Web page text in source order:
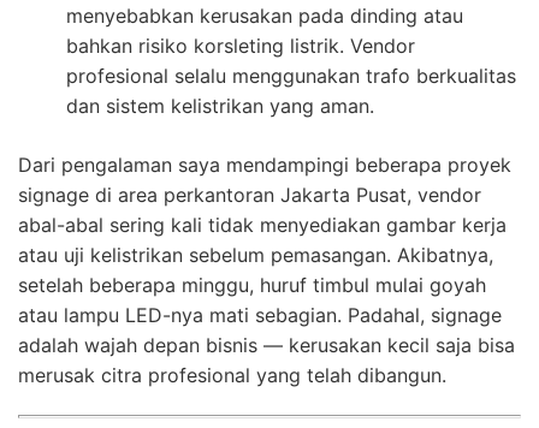
menyebabkan kerusakan pada dinding atau
bahkan risiko korsleting listrik. Vendor
profesional selalu menggunakan trafo berkualitas
dan sistem kelistrikan yang aman.
Dari pengalaman saya mendampingi beberapa proyek
signage di area perkantoran Jakarta Pusat, vendor
abal-abal sering kali tidak menyediakan gambar kerja
atau uji kelistrikan sebelum pemasangan. Akibatnya,
setelah beberapa minggu, huruf timbul mulai goyah
atau lampu LED-nya mati sebagian. Padahal, signage
adalah wajah depan bisnis — kerusakan kecil saja bisa
merusak citra profesional yang telah dibangun.